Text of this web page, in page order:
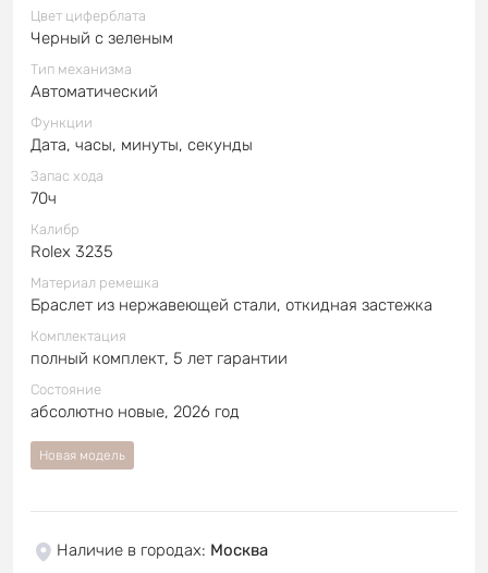
Цвет циферблата
Черный с зеленым
Тип механизма
Автоматический
Функции
Дата, часы, минуты, секунды
Запас хода
70ч
Калибр
Rolex 3235
Материал ремешка
Браслет из нержавеющей стали, откидная застежка
Комплектация
полный комплект, 5 лет гарантии
Состояние
абсолютно новые, 2026 год
Новая модель
Наличие в городах: Москва